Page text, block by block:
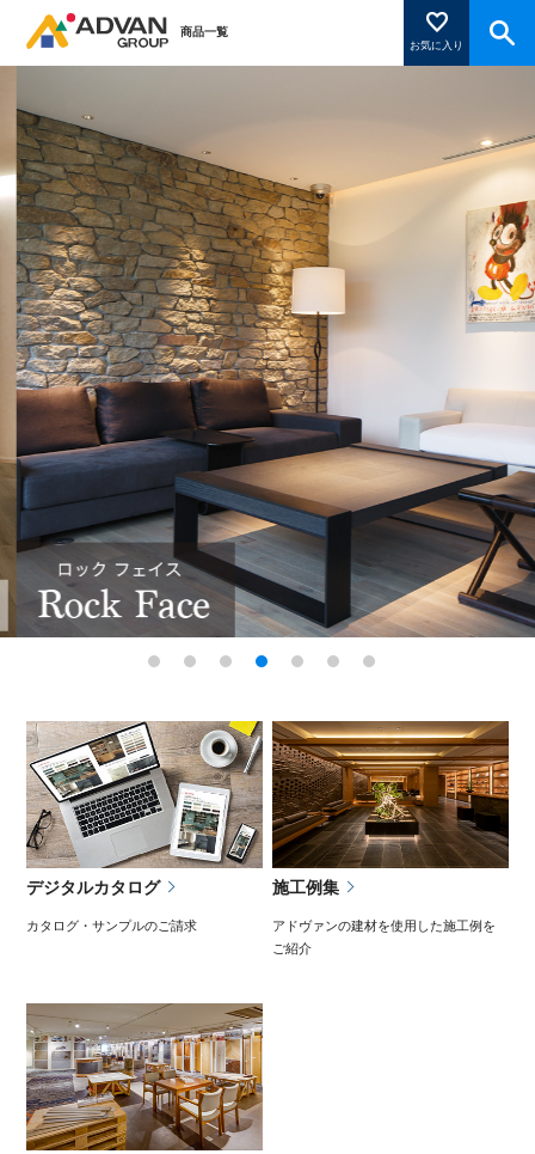
商品一覧
お気に入り
商品ページにある「お気に入り登録」を押すと登録した
商品がここに表示されます。
閉じる
デジタルカタログ
カタログ・サンプルのご請求
施工例集
アドヴァンの建材を使用した施工例を
ご紹介